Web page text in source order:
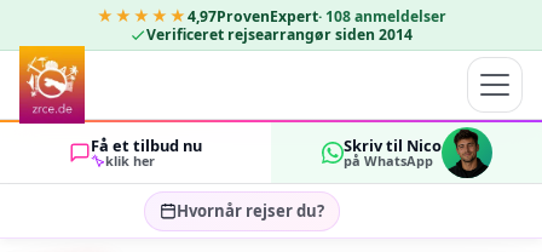
★★★★★4,97ProvenExpert· 108 anmeldelser
Verificeret rejsearrangør siden 2014
Få et tilbud nu
klik her
Skriv til Nico
på WhatsApp
Hvornår rejser du?